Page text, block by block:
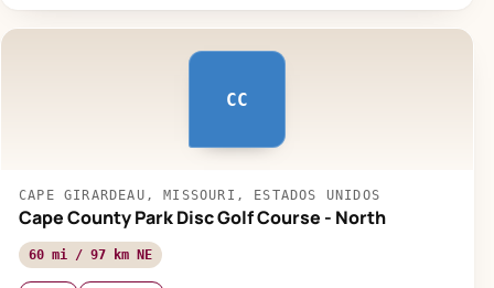
CC
CAPE GIRARDEAU, MISSOURI, ESTADOS UNIDOS
Cape County Park Disc Golf Course - North
60 mi / 97 km NE